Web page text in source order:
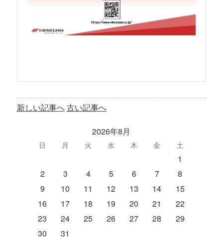
新しい記事へ古い記事へ
2026年8月
日 月 火 水 木 金 土
1
2
3 4 5 6 7
8
9
10 11 12 13 14
15
16
17 18 19 20 21
22
23
24 25 26 27 28
29
30
31